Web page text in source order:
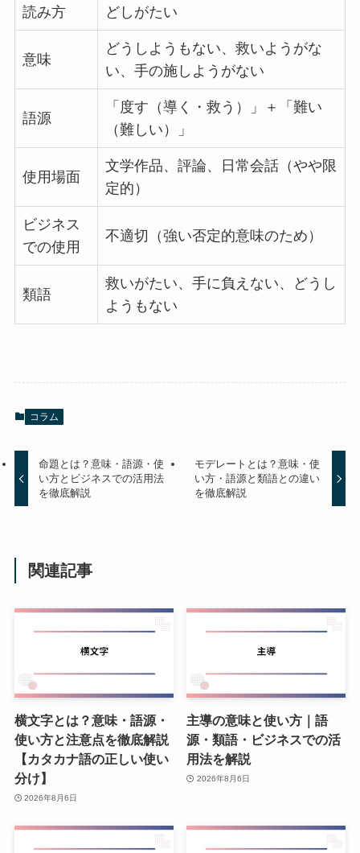
読み方 どしがたい
意味
どうしようもない、救いようがな
い、手の施しようがない
語源
「度す（導く・救う）」＋「難い
（難しい）」
使用場面
文学作品、評論、日常会話（やや限
定的）
ビジネス
での使用
不適切（強い否定的意味のため）
類語
救いがたい、手に負えない、どうし
ようもない
コラム
命題とは？意味・語源・使
い方とビジネスでの活用法
を徹底解説
モデレートとは？意味・使
い方・語源と類語との違い
を徹底解説
関連記事
横文字とは？意味・語源・
使い方と注意点を徹底解説
【カタカナ語の正しい使い
分け】
2026年8月6日
主導の意味と使い方｜語
源・類語・ビジネスでの活
用法を解説
2026年8月6日